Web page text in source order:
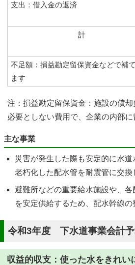
支出：借入金の返済
計
不足額：損益勘定留保資金などで補
ます
注：損益勘定留保資金：施設の償
必要としない費用で、企業の内部
主な事業
災害が発生した際も安定的に水道
老朽化した配水管を耐震管に交換
避難所などの重要給水施設や、
を安定供給するため、配水幹線の
令和3年度 下水道事業会計
収益的収支：使った水をきれい